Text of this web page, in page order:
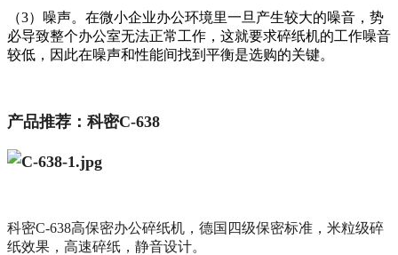
（3）噪声。在微小企业办公环境里一旦产生较大的噪音，势
必导致整个办公室无法正常工作，这就要求碎纸机的工作噪音
较低，因此在噪声和性能间找到平衡是选购的关键。
产品推荐：科密C-638
科密C-638高保密办公碎纸机，德国四级保密标准，米粒级碎
纸效果，高速碎纸，静音设计。